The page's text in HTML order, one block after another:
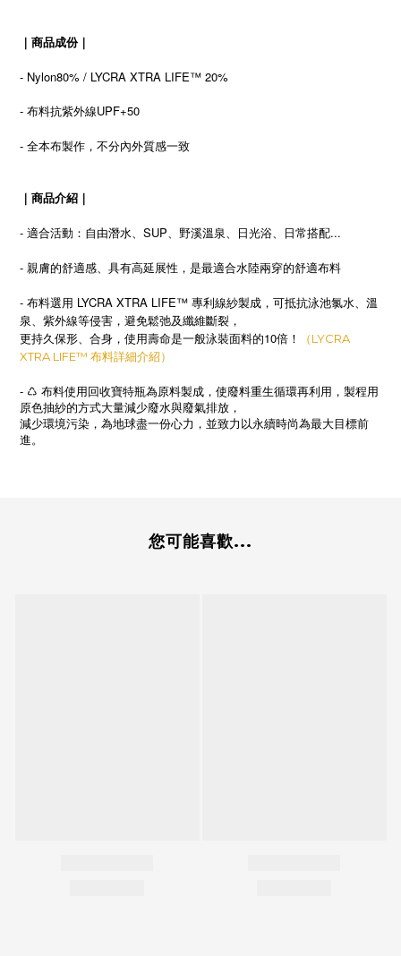
｜商品成份｜
- Nylon80% / LYCRA XTRA LIFE™ 20%
- 布料抗紫外線UPF+50
- 全本布製作，不分內外質感一致
｜商品介紹｜
- 適合活動：自由潛水、SUP、野溪溫泉、日光浴、日常搭配...
- 親膚的舒適感、具有高延展性，是最適合水陸兩穿的舒適布料
- 布料選用 LYCRA XTRA LIFE™ 專利線紗製成，可抵抗泳池氯水、溫
泉、紫外線等侵害，避免鬆弛及纖維斷裂，
更持久保形、合身，使用壽命是一般泳裝面料的10倍！
（LYCRA
XTRA LIFE™ 布料詳細介紹）
- ♺ 布料使用回收寶特瓶為原料製成，使廢料重生循環再利用，製程用
原色抽紗的方式大量減少廢水與廢氣排放，
減少環境污染，為地球盡一份心力，並致力以永續時尚為最大目標前
進。
您可能喜歡...